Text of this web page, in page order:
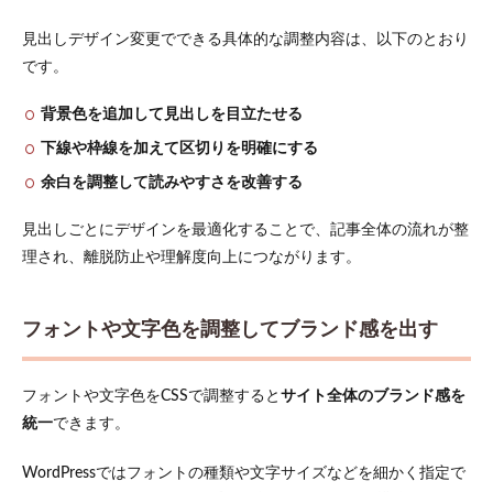
見出しデザイン変更でできる具体的な調整内容は、以下のとおり
です。
背景色を追加して見出しを目立たせる
下線や枠線を加えて区切りを明確にする
余白を調整して読みやすさを改善する
見出しごとにデザインを最適化することで、記事全体の流れが整
理され、離脱防止や理解度向上につながります。
フォントや文字色を調整してブランド感を出す
フォントや文字色をCSSで調整すると サイト全体のブランド感を
統一できます。
WordPressではフォントの種類や文字サイズなどを細かく指定で